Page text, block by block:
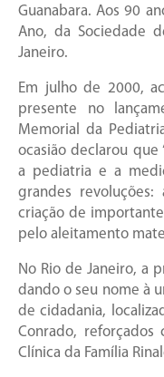
Guanabara. Aos 90
Ano, da Sociedade
Janeiro.
Em julho de 2000,
presente no
Memorial da
ocasião declarou que
a pediatria e a
grandes
criação de
pelo aleitamento
No Rio de Janeiro, a
dando o seu nome à
de cidadania,
Conrado, reforçados
Clínica da Família